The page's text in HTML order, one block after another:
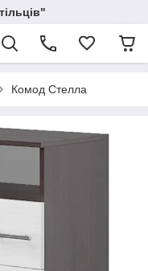
Комод Стелла